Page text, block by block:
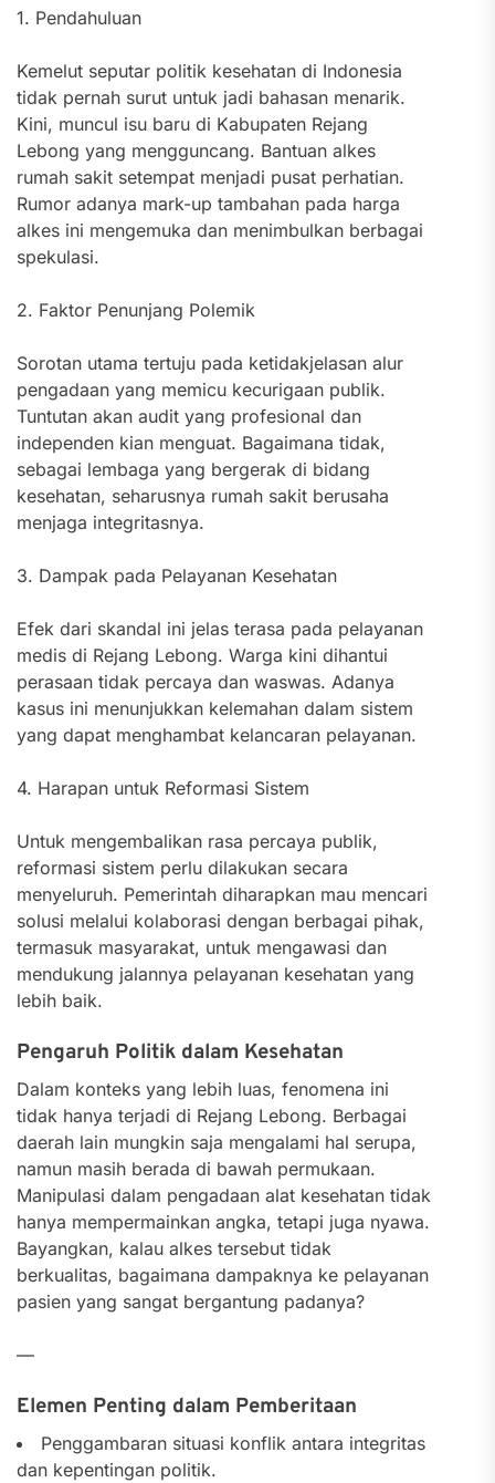
1. Pendahuluan
Kemelut seputar politik kesehatan di Indonesia
tidak pernah surut untuk jadi bahasan menarik.
Kini, muncul isu baru di Kabupaten Rejang
Lebong yang mengguncang. Bantuan alkes
rumah sakit setempat menjadi pusat perhatian.
Rumor adanya mark-up tambahan pada harga
alkes ini mengemuka dan menimbulkan berbagai
spekulasi.
2. Faktor Penunjang Polemik
Sorotan utama tertuju pada ketidakjelasan alur
pengadaan yang memicu kecurigaan publik.
Tuntutan akan audit yang profesional dan
independen kian menguat. Bagaimana tidak,
sebagai lembaga yang bergerak di bidang
kesehatan, seharusnya rumah sakit berusaha
menjaga integritasnya.
3. Dampak pada Pelayanan Kesehatan
Efek dari skandal ini jelas terasa pada pelayanan
medis di Rejang Lebong. Warga kini dihantui
perasaan tidak percaya dan waswas. Adanya
kasus ini menunjukkan kelemahan dalam sistem
yang dapat menghambat kelancaran pelayanan.
4. Harapan untuk Reformasi Sistem
Untuk mengembalikan rasa percaya publik,
reformasi sistem perlu dilakukan secara
menyeluruh. Pemerintah diharapkan mau mencari
solusi melalui kolaborasi dengan berbagai pihak,
termasuk masyarakat, untuk mengawasi dan
mendukung jalannya pelayanan kesehatan yang
lebih baik.
Pengaruh Politik dalam Kesehatan
Dalam konteks yang lebih luas, fenomena ini
tidak hanya terjadi di Rejang Lebong. Berbagai
daerah lain mungkin saja mengalami hal serupa,
namun masih berada di bawah permukaan.
Manipulasi dalam pengadaan alat kesehatan tidak
hanya mempermainkan angka, tetapi juga nyawa.
Bayangkan, kalau alkes tersebut tidak
berkualitas, bagaimana dampaknya ke pelayanan
pasien yang sangat bergantung padanya?
—
Elemen Penting dalam Pemberitaan
Penggambaran situasi konflik antara integritas
dan kepentingan politik.